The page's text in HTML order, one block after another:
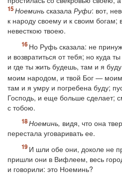
Ноеминь сказала Руфи: вот,
к народу своему и к своим богам;
невесткою твоею.
Но Руфь сказала: не
и возвратиться от тебя; но куда
и где ты жить будешь, там и я
моим народом, и твой Бог —
там и я умру и погребена буду;
Господь, и еще больше сделает;
с тобою.
Ноеминь, видя, что она
перестала уговаривать ее.
И шли обе они, доколе не
пришли они в Вифлеем, весь
и говорили: это Ноеминь?